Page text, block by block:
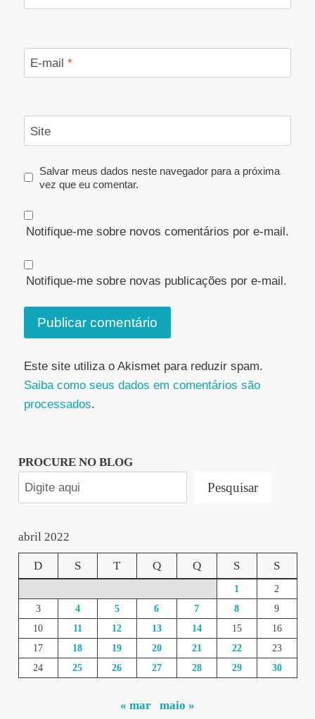
E-mail *
Site
Salvar meus dados neste navegador para a próxima
vez que eu comentar.
Notifique-me sobre novos comentários por e-mail.
Notifique-me sobre novas publicações por e-mail.
Este site utiliza o Akismet para reduzir spam.
Saiba como seus dados em comentários são
processados.
PROCURE NO BLOG
Pesquisar
abril 2022
D S T Q Q S S
1
2
3
4 5 6 7 8
9
10
11 12 13 14 15
16
17
18 19 20 21 22
23
24
25 26 27 28 29 30
« mar maio »